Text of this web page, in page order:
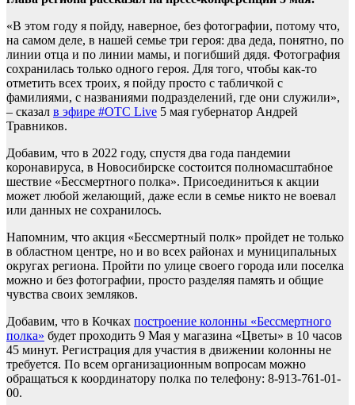
«В этом году я пойду, наверное, без фотографии, потому что,
на самом деле, в нашей семье три героя: два деда, понятно, по
линии отца и по линии мамы, и погибший дядя. Фотография
сохранилась только одного героя. Для того, чтобы как-то
отметить всех троих, я пойду просто с табличкой с
фамилиями, с названиями подразделений, где они служили»,
– сказал в эфире #ОТС Live 5 мая губернатор Андрей
Травников.
Добавим, что в 2022 году, спустя два года пандемии
коронавируса, в Новосибирске состоится полномасштабное
шествие «Бессмертного полка». Присоединиться к акции
может любой желающий, даже если в семье никто не воевал
или данных не сохранилось.
Напомним, что акция «Бессмертный полк» пройдет не только
в областном центре, но и во всех районах и муниципальных
округах региона. Пройти по улице своего города или поселка
можно и без фотографии, просто разделяя память и общие
чувства своих земляков.
Добавим, что в Кочках построение колонны «Бессмертного
полка» будет проходить 9 Мая у магазина «Цветы» в 10 часов
45 минут. Регистрация для участия в движении колонны не
требуется. По всем организационным вопросам можно
обращаться к координатору полка по телефону: 8-913-761-01-
00.